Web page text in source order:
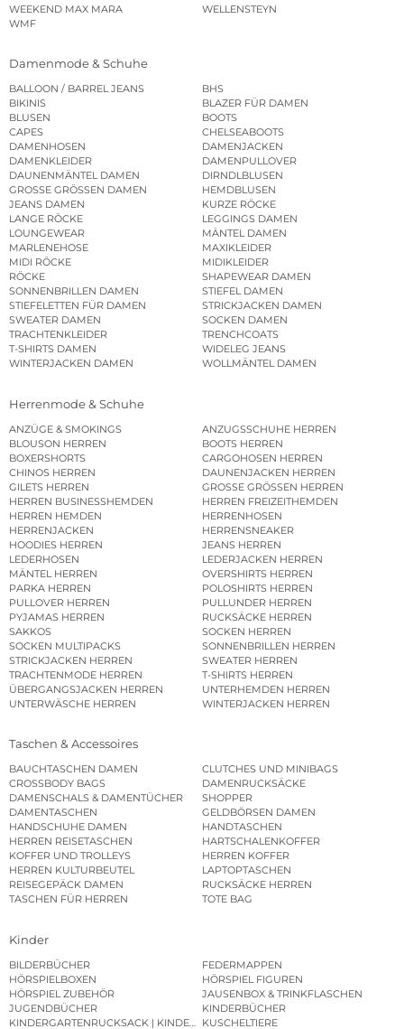
WEEKEND MAX MARA
WELLENSTEYN
WMF
Damenmode & Schuhe
BALLOON / BARREL JEANS
BHS
BIKINIS
BLAZER FÜR DAMEN
BLUSEN
BOOTS
CAPES
CHELSEABOOTS
DAMENHOSEN
DAMENJACKEN
DAMENKLEIDER
DAMENPULLOVER
DAUNENMÄNTEL DAMEN
DIRNDLBLUSEN
GROSSE GRÖSSEN DAMEN
HEMDBLUSEN
JEANS DAMEN
KURZE RÖCKE
LANGE RÖCKE
LEGGINGS DAMEN
LOUNGEWEAR
MÄNTEL DAMEN
MARLENEHOSE
MAXIKLEIDER
MIDI RÖCKE
MIDIKLEIDER
RÖCKE
SHAPEWEAR DAMEN
SONNENBRILLEN DAMEN
STIEFEL DAMEN
STIEFELETTEN FÜR DAMEN
STRICKJACKEN DAMEN
SWEATER DAMEN
SOCKEN DAMEN
TRACHTENKLEIDER
TRENCHCOATS
T-SHIRTS DAMEN
WIDELEG JEANS
WINTERJACKEN DAMEN
WOLLMÄNTEL DAMEN
Herrenmode & Schuhe
ANZÜGE & SMOKINGS
ANZUGSSCHUHE HERREN
BLOUSON HERREN
BOOTS HERREN
BOXERSHORTS
CARGOHOSEN HERREN
CHINOS HERREN
DAUNENJACKEN HERREN
GILETS HERREN
GROSSE GRÖSSEN HERREN
HERREN BUSINESSHEMDEN
HERREN FREIZEITHEMDEN
HERREN HEMDEN
HERRENHOSEN
HERRENJACKEN
HERRENSNEAKER
HOODIES HERREN
JEANS HERREN
LEDERHOSEN
LEDERJACKEN HERREN
MÄNTEL HERREN
OVERSHIRTS HERREN
PARKA HERREN
POLOSHIRTS HERREN
PULLOVER HERREN
PULLUNDER HERREN
PYJAMAS HERREN
RUCKSÄCKE HERREN
SAKKOS
SOCKEN HERREN
SOCKEN MULTIPACKS
SONNENBRILLEN HERREN
STRICKJACKEN HERREN
SWEATER HERREN
TRACHTENMODE HERREN
T-SHIRTS HERREN
ÜBERGANGSJACKEN HERREN
UNTERHEMDEN HERREN
UNTERWÄSCHE HERREN
WINTERJACKEN HERREN
Taschen & Accessoires
BAUCHTASCHEN DAMEN
CLUTCHES UND MINIBAGS
CROSSBODY BAGS
DAMENRUCKSÄCKE
DAMENSCHALS & DAMENTÜCHER
SHOPPER
DAMENTASCHEN
GELDBÖRSEN DAMEN
HANDSCHUHE DAMEN
HANDTASCHEN
HERREN REISETASCHEN
HARTSCHALENKOFFER
KOFFER UND TROLLEYS
HERREN KOFFER
HERREN KULTURBEUTEL
LAPTOPTASCHEN
REISEGEPÄCK DAMEN
RUCKSÄCKE HERREN
TASCHEN FÜR HERREN
TOTE BAG
Kinder
BILDERBÜCHER
FEDERMAPPEN
HÖRSPIELBOXEN
HÖRSPIEL FIGUREN
HÖRSPIEL ZUBEHÖR
JAUSENBOX & TRINKFLASCHEN
JUGENDBÜCHER
KINDERBÜCHER
KINDERGARTENRUCKSACK | KINDERGARTENBEUTEL
KUSCHELTIERE